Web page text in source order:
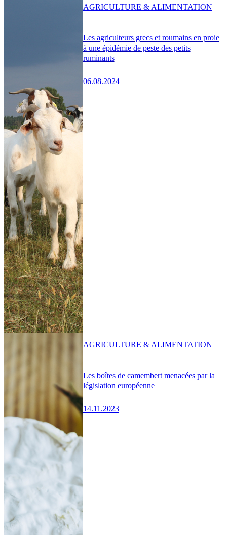
Les agriculteurs grecs et roumains en proie
à une épidémie de peste des petits
ruminants
06.08.2024
AGRICULTURE & ALIMENTATION
Les boîtes de camembert menacées par la
législation européenne
14.11.2023
AGRICULTURE & ALIMENTATION